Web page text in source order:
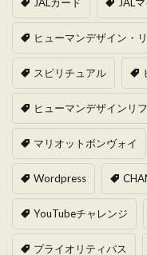
ヒューマンデザイン・
スピリチュアル
ヒューマンデザインリ
マリオットボンヴォイ
Wordpress
YouTubeチャレンジ
プライオリティパス